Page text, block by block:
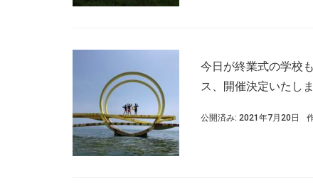
今日が終業式の学校
ス、開催決定いたし
公開済み: 2021年7月20日